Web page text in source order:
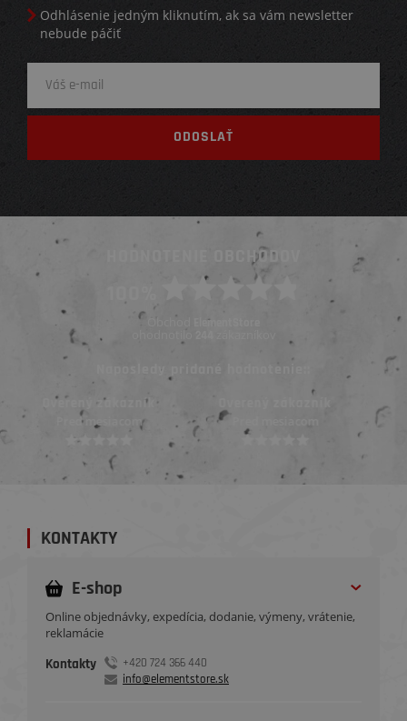
Odhlásenie jedným kliknutím, ak sa vám newsletter
nebude páčiť
HODNOTENIE OBCHODOV
Obchod ElementStore
ohodnotilo
Naposledy pridané hodnotenie::
Overený zákazník
Pred mesiacom
KONTAKTY
E-shop
Online objednávky, expedícia, dodanie, výmeny, vrátenie,
reklamácie
Kontakty
+420 724 366 440
info@elementstore.sk